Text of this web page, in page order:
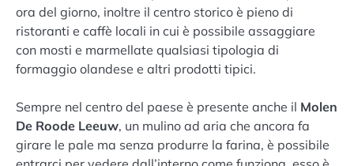
ora del giorno, inoltre il centro storico è pieno di
ristoranti e caffè locali in cui è possibile assaggiare
con mosti e marmellate qualsiasi tipologia di
formaggio olandese e altri prodotti tipici.
Sempre nel centro del paese è presente anche il Molen
De Roode Leeuw, un mulino ad aria che ancora fa
girare le pale ma senza produrre la farina, è possibile